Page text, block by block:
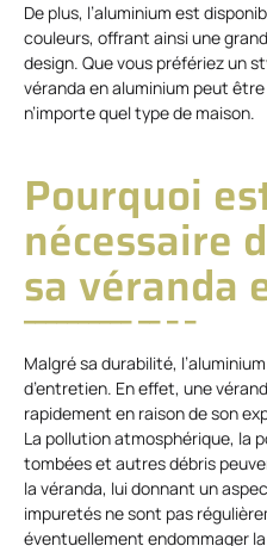
De plus, l’aluminium est
couleurs, offrant ainsi une
design. Que vous préfériez un
véranda en aluminium peut
n’importe quel type de maison.
Pourquoi
nécessaire
sa véranda
Malgré sa durabilité,
d’entretien. En effet, une
rapidement en raison de son
La pollution atmosphérique, la
tombées et autres débris
la véranda, lui donnant un
impuretés ne sont pas
éventuellement endommager